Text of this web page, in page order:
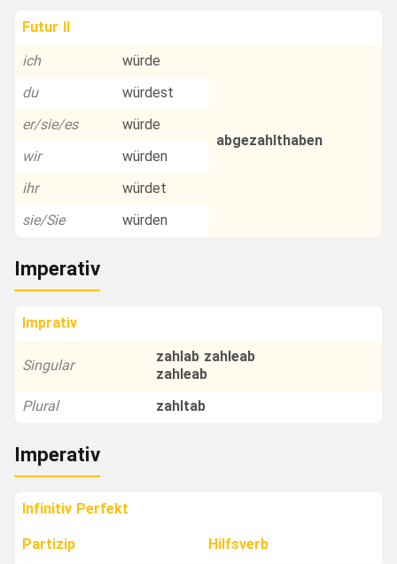
Futur II
ich
würde
abgezahlthaben
du
würdest
er/sie/es
würde
wir
würden
ihr
würdet
sie/Sie
würden
Imperativ
Imprativ
Singular
zahlab zahleab
zahleab
Plural
zahltab
Imperativ
Infinitiv Perfekt
Partizip
Hilfsverb